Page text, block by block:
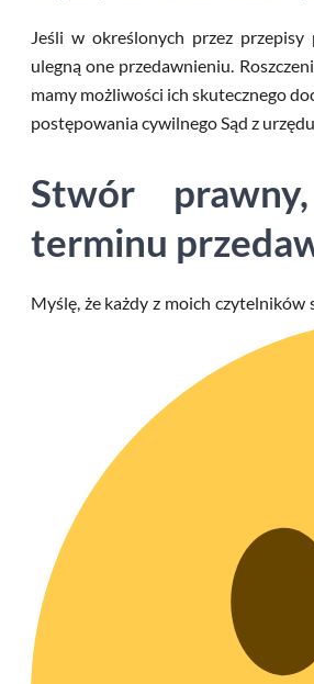
Jeśli w określonych przez
ulegną one przedawnieniu.
mamy możliwości ich skutecznego
postępowania cywilnego Sąd z
Stwór
terminu
Myślę, że każdy z moich